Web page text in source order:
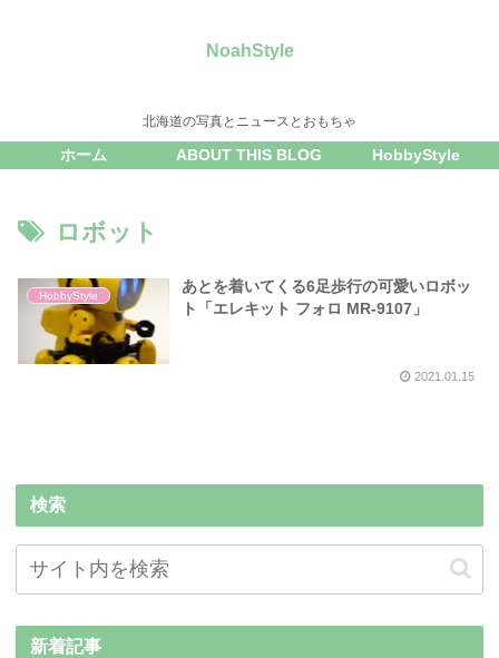
NoahStyle
北海道の写真とニュースとおもちゃ
ホーム ABOUT THIS BLOG HobbyStyle
ロボット
HobbyStyle
あとを着いてくる6足歩行の可愛いロボッ
ト「エレキット フォロ MR-9107」
2021.01.15
検索
新着記事